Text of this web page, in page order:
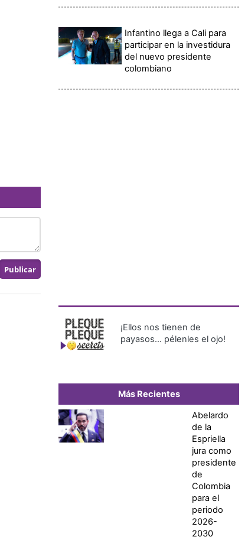
Infantino llega a Cali para
participar en la investidura
del nuevo presidente
colombiano
¡Ellos nos tienen de
payasos… pélenles el ojo!
Más Recientes
Abelardo
de la
Espriella
jura como
presidente
de
Colombia
para el
periodo
2026-
2030